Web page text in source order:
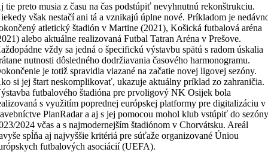
tie preto musia z času na čas podstúpiť nevyhnutnú rekonštrukciu.
však nestačí ani tá a vznikajú úplne nové. Príkladom je
atletický štadión v Martine (2021), Košická futbalová aréna
alebo aktuálne realizovaná Futbal Tatran Aréna v Prešove.
vždy sa jedná o špecifickú výstavbu spätú s radom úskalia
nutnosti dôsledného dodržiavania časového harmonogramu.
je totiž spravidla viazané na začatie novej ligovej sezóny.
si jej štart neskomplikovať, ukazuje aktuálny príklad zo zahraničia.
futbalového štadióna pre prvoligový NK Osijek bola
s využitím poprednej európskej platformy pre digitalizáciu v
PlanRadar a aj s jej pomocou mohol klub vstúpiť do
2024 včas a s najmodernejším štadiónom v Chorvátsku. Areál
spĺňa aj najvyššie kritériá pre súťaže organizované Úniou
futbalových asociácií (UEFA).